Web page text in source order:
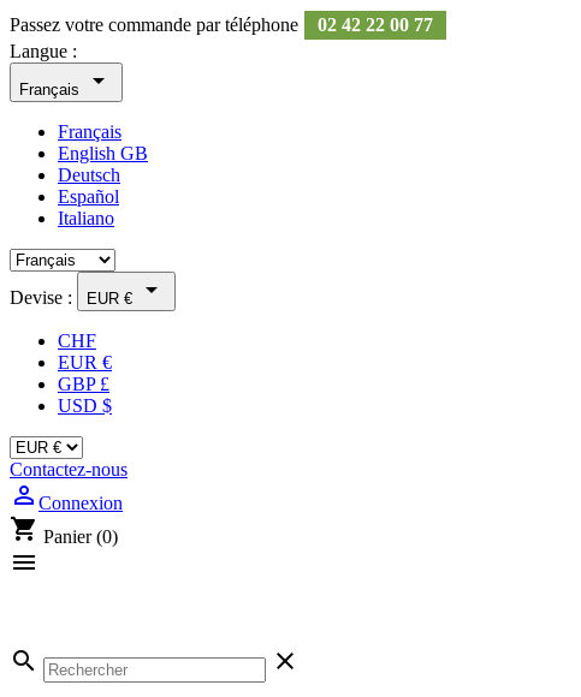
Passez votre commande par téléphone
02 42 22 00 77
Langue :
Français 
Français
English GB
Deutsch
Español
Italiano
Devise : EUR € 
CHF
EUR €
GBP £
USD $
Contactez-nous
person_outline Connexion
shopping_cart Panier (0)

search clear